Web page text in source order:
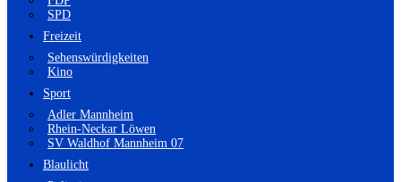
SPD
Freizeit
Sehenswürdigkeiten
Kino
Sport
Adler Mannheim
Rhein-Neckar Löwen
SV Waldhof Mannheim 07
Blaulicht